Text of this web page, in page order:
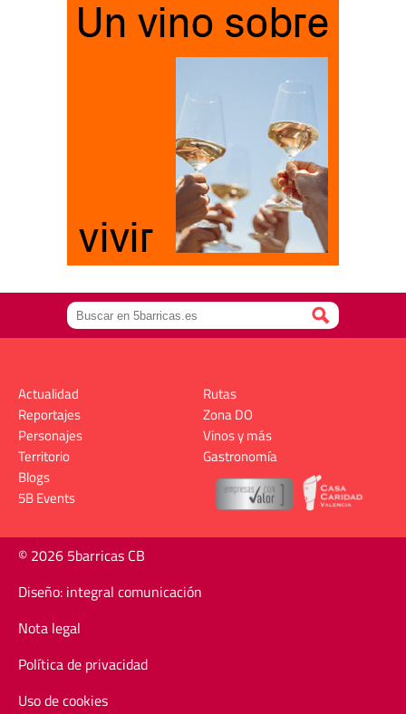
Actualidad
Reportajes
Personajes
Territorio
Rutas
Zona DO
Vinos y más
Gastronomía
Blogs
5B Events
© 2026 5barricas CB
Diseño: integral comunicación
Nota legal
Política de privacidad
Uso de cookies